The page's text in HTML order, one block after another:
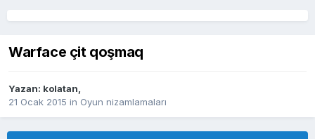
Warface çit qoşmaq
Yazan: kolatan,
21 Ocak 2015 in Oyun nizamlamaları